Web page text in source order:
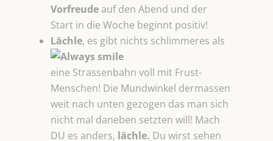
Vorfreude auf den Abend und der
Start in die Woche beginnt positiv!
Lächle, es gibt nichts schlimmeres als
eine Strassenbahn voll mit Frust-
Menschen! Die Mundwinkel dermassen
weit nach unten gezogen das man sich
nicht mal daneben setzten will! Mach
DU es anders, lächle. Du wirst sehen